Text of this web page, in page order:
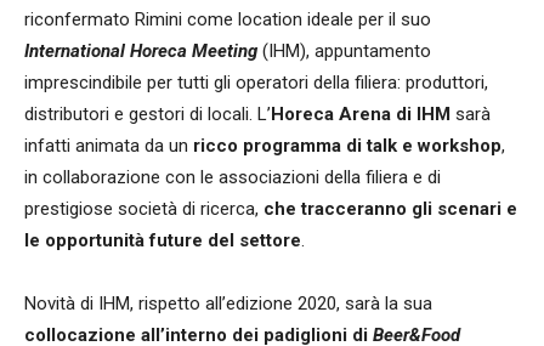
riconfermato Rimini come location ideale per il suo
International Horeca Meeting (IHM), appuntamento
imprescindibile per tutti gli operatori della filiera: produttori,
distributori e gestori di locali. L’Horeca Arena di IHM sarà
infatti animata da un ricco programma di talk e workshop,
in collaborazione con le associazioni della filiera e di
prestigiose società di ricerca, che tracceranno gli scenari e
le opportunità future del settore.
Novità di IHM, rispetto all’edizione 2020, sarà la sua
collocazione all’interno dei padiglioni di Beer&Food